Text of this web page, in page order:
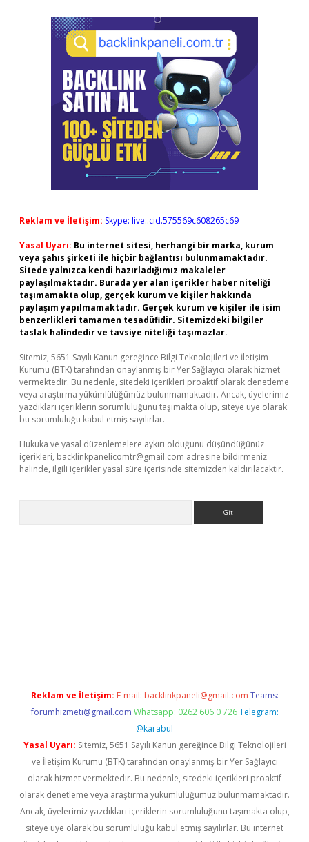
Reklam ve İletişim: Skype: live:.cid.575569c608265c69
Yasal Uyarı: Bu internet sitesi, herhangi bir marka, kurum
veya şahıs şirketi ile hiçbir bağlantısı bulunmamaktadır.
Sitede yalnızca kendi hazırladığımız makaleler
paylaşılmaktadır. Burada yer alan içerikler haber niteliği
taşımamakta olup, gerçek kurum ve kişiler hakkında
paylaşım yapılmamaktadır. Gerçek kurum ve kişiler ile isim
benzerlikleri tamamen tesadüfidir. Sitemizdeki bilgiler
taslak halindedir ve tavsiye niteliği taşımazlar.
Sitemiz, 5651 Sayılı Kanun gereğince Bilgi Teknolojileri ve İletişim
Kurumu (BTK) tarafından onaylanmış bir Yer Sağlayıcı olarak hizmet
vermektedir. Bu nedenle, sitedeki içerikleri proaktif olarak denetleme
veya araştırma yükümlülüğümüz bulunmamaktadır. Ancak, üyelerimiz
yazdıkları içeriklerin sorumluluğunu taşımakta olup, siteye üye olarak
bu sorumluluğu kabul etmiş sayılırlar.
Hukuka ve yasal düzenlemelere aykırı olduğunu düşündüğünüz
içerikleri, backlinkpanelicomtr@gmail.com adresine bildirmeniz
halinde, ilgili içerikler yasal süre içerisinde sitemizden kaldırılacaktır.
Reklam ve İletişim: E-mail: backlinkpaneli@gmail.com Teams:
forumhizmeti@gmail.com Whatsapp: 0262 606 0 726 Telegram:
@karabul
Yasal Uyarı: Sitemiz, 5651 Sayılı Kanun gereğince Bilgi Teknolojileri
ve İletişim Kurumu (BTK) tarafından onaylanmış bir Yer Sağlayıcı
olarak hizmet vermektedir. Bu nedenle, sitedeki içerikleri proaktif
olarak denetleme veya araştırma yükümlülüğümüz bulunmamaktadır.
Ancak, üyelerimiz yazdıkları içeriklerin sorumluluğunu taşımakta olup,
siteye üye olarak bu sorumluluğu kabul etmiş sayılırlar. Bu internet